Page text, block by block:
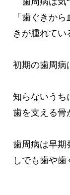
「歯ぐきか
きが腫れて
初期の歯周病
知らないうち
歯を支える骨
歯周病は早期
しでも歯や